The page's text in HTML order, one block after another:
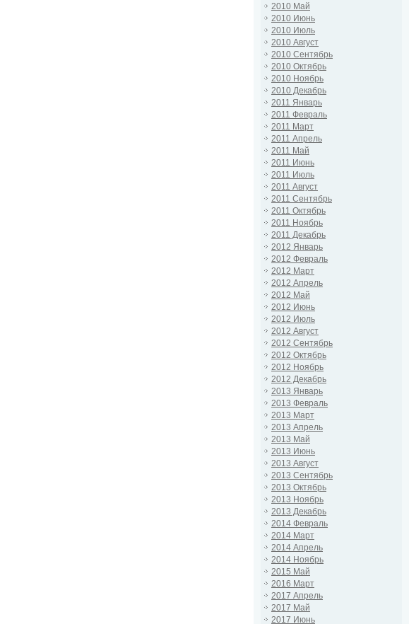
2010 Май
2010 Июнь
2010 Июль
2010 Август
2010 Сентябрь
2010 Октябрь
2010 Ноябрь
2010 Декабрь
2011 Январь
2011 Февраль
2011 Март
2011 Апрель
2011 Май
2011 Июнь
2011 Июль
2011 Август
2011 Сентябрь
2011 Октябрь
2011 Ноябрь
2011 Декабрь
2012 Январь
2012 Февраль
2012 Март
2012 Апрель
2012 Май
2012 Июнь
2012 Июль
2012 Август
2012 Сентябрь
2012 Октябрь
2012 Ноябрь
2012 Декабрь
2013 Январь
2013 Февраль
2013 Март
2013 Апрель
2013 Май
2013 Июнь
2013 Август
2013 Сентябрь
2013 Октябрь
2013 Ноябрь
2013 Декабрь
2014 Февраль
2014 Март
2014 Апрель
2014 Ноябрь
2015 Май
2016 Март
2017 Апрель
2017 Май
2017 Июнь